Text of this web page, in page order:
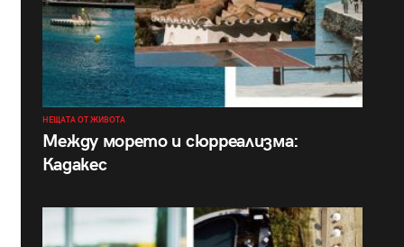
НЕЩАТА ОТ ЖИВОТА
Между морето и сюрреализма:
Кадакес